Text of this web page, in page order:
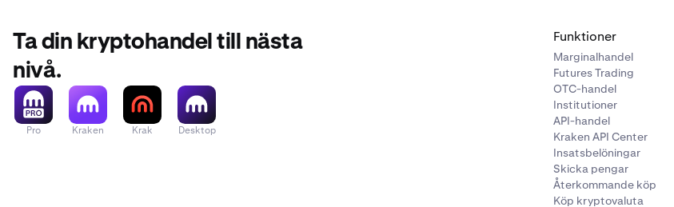
Ta din kryptohandel till nästa
nivå.
Pro Kraken Krak Desktop
Funktioner
Marginalhandel
Futures Trading
OTC-handel
Institutioner
API-handel
Kraken API Center
Insatsbelöningar
Skicka pengar
Återkommande köp
Köp kryptovaluta